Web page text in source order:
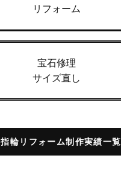
リフォーム
宝石修理
サイズ直し
輪リフォーム制作実績一覧